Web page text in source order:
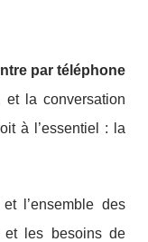
par téléphone
la conversation
à l’essentiel : la
l’ensemble des
et les besoins de